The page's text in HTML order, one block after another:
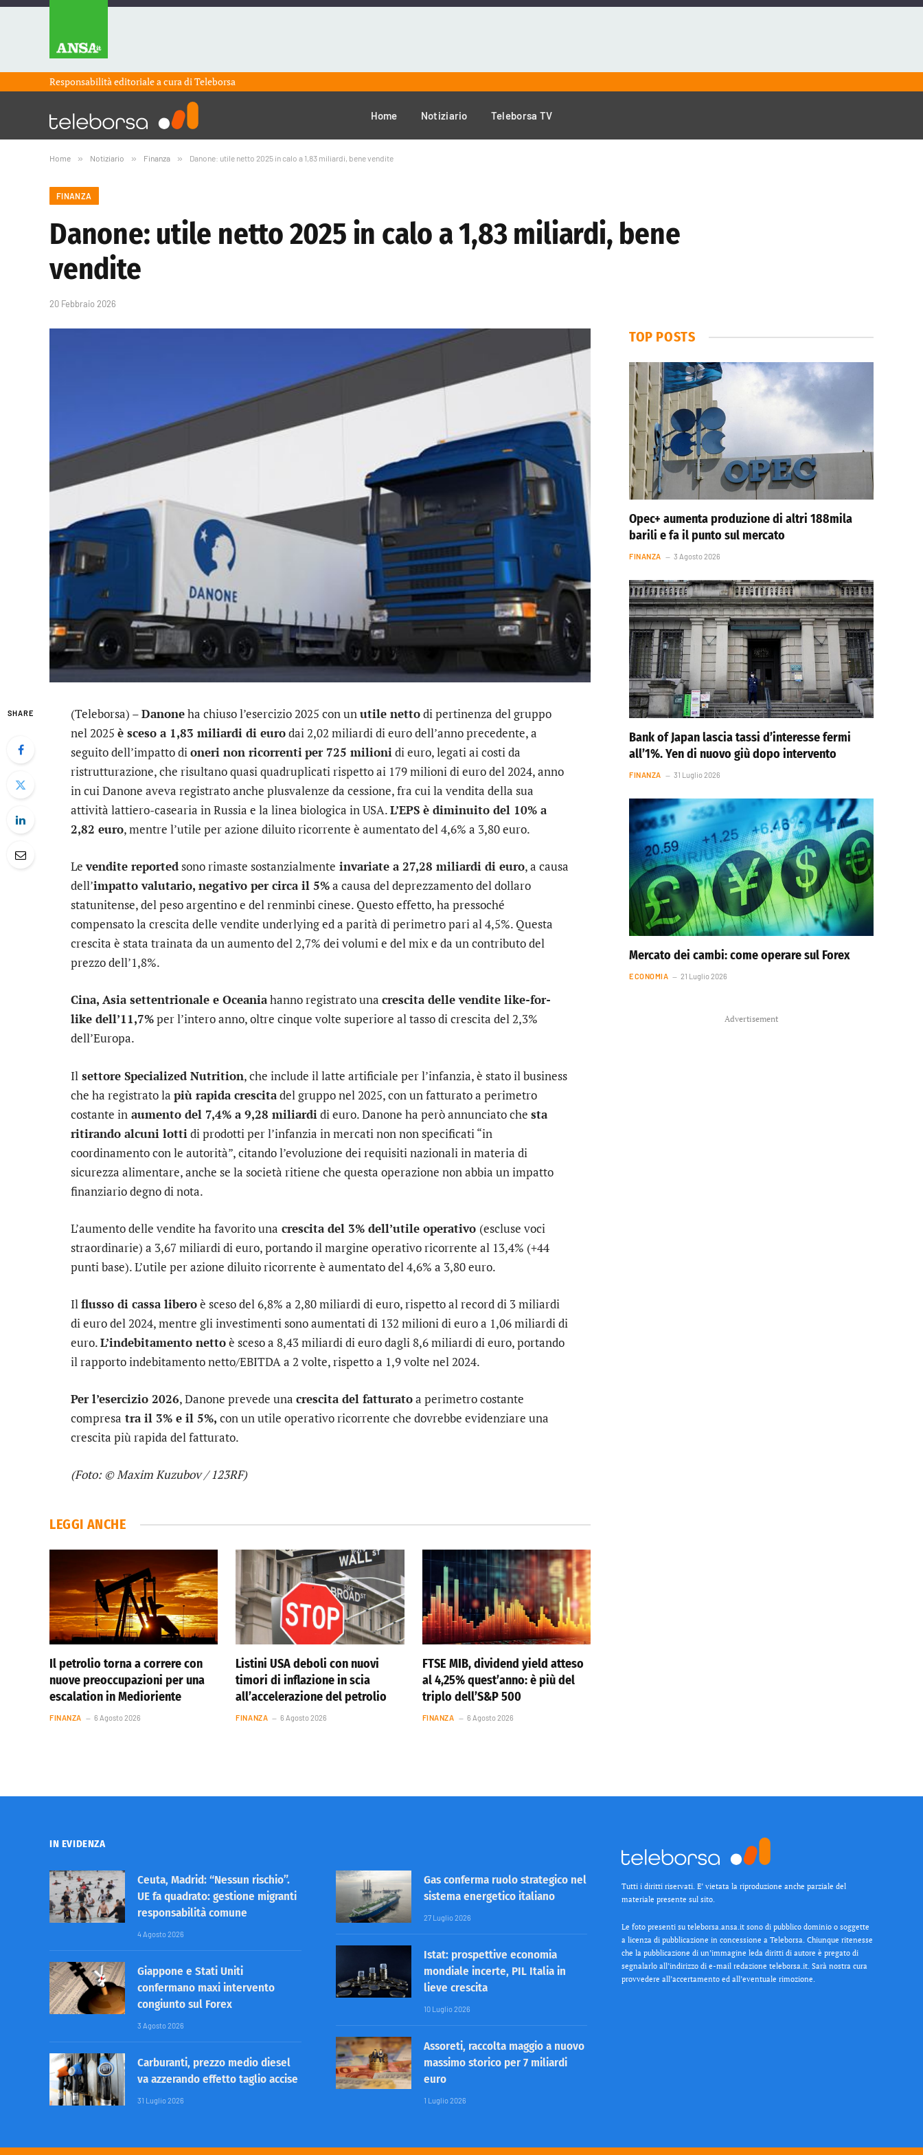
Responsabilità editoriale a cura diTeleborsa
Home Notiziario Teleborsa TV
Home » Notiziario » Finanza » Danone: utile netto 2025 in calo a 1,83 miliardi, bene vendite
FINANZA
Danone: utile netto 2025 in calo a 1,83 miliardi, bene
vendite
20 Febbraio 2026
SHARE (Teleborsa) –Danoneha chiuso l’esercizio 2025 con unutile nettodi pertinenza del gruppo
nel 2025 è sceso a 1,83 miliardi di eurodai 2,02 miliardi di euro dell’anno precedente, a
seguito dell’impatto dioneri non ricorrentiper 725 milionidi euro, legati ai costi da
ristrutturazione, che risultano quasi quadruplicati rispetto ai 179 milioni di euro del 2024, anno
in cui Danone aveva registrato anche plusvalenze da cessione, fra cui la vendita della sua
attività lattiero-casearia in Russia e la linea biologica in USA.L’EPS è diminuito del 10% a
2,82 euro, mentre l’utile per azione diluito ricorrente è aumentato del 4,6% a 3,80 euro.
Levendite reportedsono rimaste sostanzialmente invariate a 27,28 miliardi di euro, a causa
dell’impatto valutario, negativo per circa il 5%a causa del deprezzamento del dollaro
statunitense, del peso argentino e del renminbi cinese. Questo effetto, ha pressoché
compensato la crescita delle vendite underlying ed a parità di perimetro pari al 4,5%. Questa
crescita è stata trainata da un aumento del 2,7% dei volumi e del mix e da un contributo del
prezzo dell’1,8%.
Cina, Asia settentrionale e Oceaniahanno registrato una crescita delle vendite like-for-
like dell’11,7%per l’intero anno, oltre cinque volte superiore al tasso di crescita del 2,3%
dell’Europa.
Il settore Specialized Nutrition, che include il latte artificiale per l’infanzia, è stato il business
che ha registrato la più rapida crescitadel gruppo nel 2025, con un fatturato a perimetro
costante in aumento del 7,4% a 9,28 miliardi di euro. Danone ha però annunciato che sta
ritirando alcuni lotti di prodotti per l’infanzia in mercati non non specificati “in
coordinamento con le autorità”, citando l’evoluzione dei requisiti nazionali in materia di
sicurezza alimentare, anche se la società ritiene che questa operazione non abbia un impatto
finanziario degno di nota.
L’aumento delle vendite ha favorito una crescita del 3% dell’utile operativo (escluse voci
straordinarie) a 3,67 miliardi di euro, portando il margine operativo ricorrente al 13,4% (+44
punti base). L’utile per azione diluito ricorrente è aumentato del 4,6% a 3,80 euro.
Ilflusso di cassa liberoè sceso del 6,8% a 2,80 miliardi di euro, rispetto al record di 3 miliardi
di euro del 2024, mentre gli investimenti sono aumentati di 132 milioni di euro a 1,06 miliardi di
euro.L’indebitamento nettoè sceso a 8,43 miliardi di euro dagli 8,6 miliardi di euro, portando
il rapporto indebitamento netto/EBITDA a 2 volte, rispetto a 1,9 volte nel 2024.
Per l’esercizio 2026, Danone prevede una crescita del fatturatoa perimetro costante
compresa tra il 3% e il 5%, con un utile operativo ricorrente che dovrebbe evidenziare una
crescita più rapida del fatturato.
(Foto: © Maxim Kuzubov / 123RF)
LEGGI ANCHE
Il petrolio torna a correre con
nuove preoccupazioni per una
escalation in Medioriente
FINANZA 6 Agosto 2026
Listini USA deboli con nuovi
timori di inflazione in scia
all’accelerazione del petrolio
FINANZA 6 Agosto 2026
FTSE MIB, dividend yield atteso
al 4,25% quest’anno: è più del
triplo dell’S&P 500
FINANZA 6 Agosto 2026
TOP POSTS
Opec+ aumenta produzione di altri 188mila
barili e fa il punto sul mercato
FINANZA 3 Agosto 2026
Bank of Japan lascia tassi d’interesse fermi
all’1%. Yen di nuovo giù dopo intervento
FINANZA 31 Luglio 2026
Mercato dei cambi: come operare sul Forex
ECONOMIA 21 Luglio 2026
Advertisement
IN EVIDENZA
Ceuta, Madrid: “Nessun rischio”.
UE fa quadrato: gestione migranti
responsabilità comune
4 Agosto 2026
Giappone e Stati Uniti
confermano maxi intervento
congiunto sul Forex
3 Agosto 2026
Carburanti, prezzo medio diesel
va azzerando effetto taglio accise
31 Luglio 2026
Gas conferma ruolo strategico nel
sistema energetico italiano
27 Luglio 2026
Istat: prospettive economia
mondiale incerte, PIL Italia in
lieve crescita
10 Luglio 2026
Assoreti, raccolta maggio a nuovo
massimo storico per 7 miliardi
euro
1 Luglio 2026
Tutti i diritti riservati. E’ vietata la riproduzione anche parziale del
materiale presente sul sito.
Le foto presenti su teleborsa.ansa.it sono di pubblico dominio o soggette
a licenza di pubblicazione in concessione a Teleborsa. Chiunque ritenesse
che la pubblicazione di un’immagine leda diritti di autore è pregato di
segnalarlo all’indirizzo di e-mail redazione teleborsa.it. Sarà nostra cura
provvedere all’accertamento ed all’eventuale rimozione.